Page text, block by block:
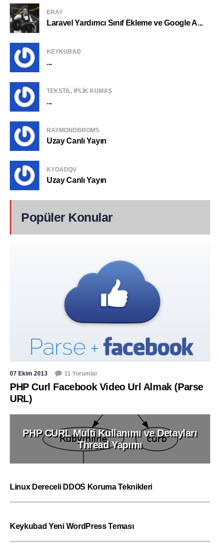
ERAY
Laravel Yardımcı Sınıf Ekleme ve Google A...
KEYKUBAD
...
TEKSTIL, IPLIK KUMAŞ
...
RAYMONDBROMS
Uzay Canlı Yayın
KYOADQV
Uzay Canlı Yayın
Popüler Konular
07 Ekim 2013 11 Yorumlar
PHP Curl Facebook Video Url Almak (Parse
URL)
PHP CURL Multi Kullanımı ve Detayları
Thread Yapımı
Linux Dereceli DDOS Koruma Teknikleri
Keykubad Yeni WordPress Teması